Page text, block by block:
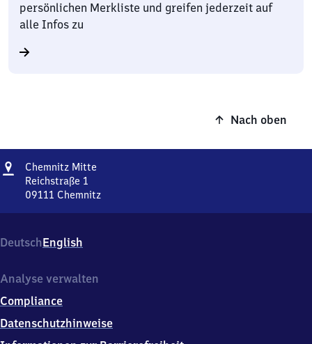
persönlichen Merkliste und greifen jederzeit auf
alle Infos zu
Nach oben
Adresse
Chemnitz Mitte
Reichstraße 1
09111 Chemnitz
Reichstraße
1,
9
1
1
DeutschEnglish
Analyse verwalten
Compliance
Datenschutzhinweise